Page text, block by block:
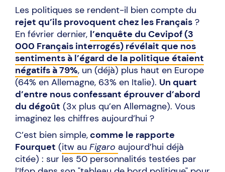
Les politiques se rendent-il bien compte du
rejet qu’ils provoquent chez les Français ?
En février dernier, l’enquête du Cevipof (3
000 Français interrogés) révélait que nos
sentiments à l’égard de la politique étaient
négatifs à 79%, un (déjà) plus haut en Europe
(64% en Allemagne, 63% en Italie). Un quart
d’entre nous confessant éprouver d’abord
du dégoût (3x plus qu’en Allemagne). Vous
imaginez les chiffres aujourd’hui ?
C’est bien simple,comme le rapporte
Fourquet (itw au Figaro aujourd’hui déjà
citée) : sur les 50 personnalités testées par